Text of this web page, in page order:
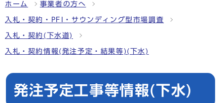
ホーム 事業者の方へ
入札・契約・PFI・サウンディング型市場調査
入札・契約(下水道)
入札・契約情報(発注予定・結果等)(下水)
発注予定工事等情報(下水)